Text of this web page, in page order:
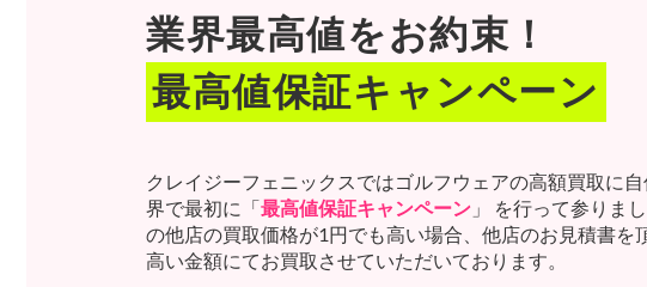
業界最高値をお約束！
最高値保証キャンペーン
クレイジーフェニックスではゴルフウェアの高額買取に
界で最初に「最高値保証キャンペーン 」 を行って参りま
の他店の買取価格が1円でも高い場合、他店のお見積書を
高い金額にてお買取させていただいております。